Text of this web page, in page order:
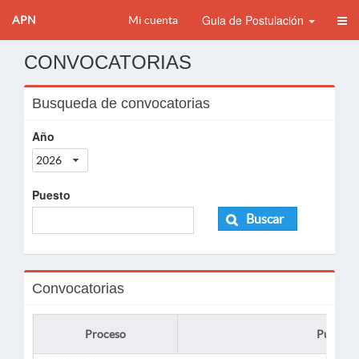
APN Mi cuenta Guia de Postulación
CONVOCATORIAS
Busqueda de convocatorias
Año
2026
Puesto
Buscar
Convocatorias
Proceso Puesto